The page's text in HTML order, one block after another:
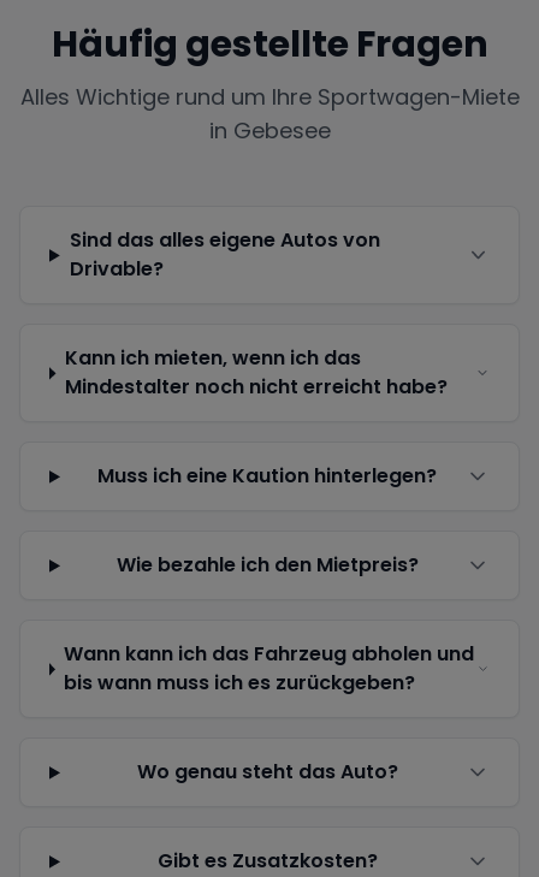
Häufig gestellte Fragen
Alles Wichtige rund um Ihre Sportwagen-Miete
in Gebesee
Sind das alles eigene Autos von
Drivable?
Kann ich mieten, wenn ich das
Mindestalter noch nicht erreicht habe?
Muss ich eine Kaution hinterlegen?
Wie bezahle ich den Mietpreis?
Wann kann ich das Fahrzeug abholen und
bis wann muss ich es zurückgeben?
Wo genau steht das Auto?
Gibt es Zusatzkosten?